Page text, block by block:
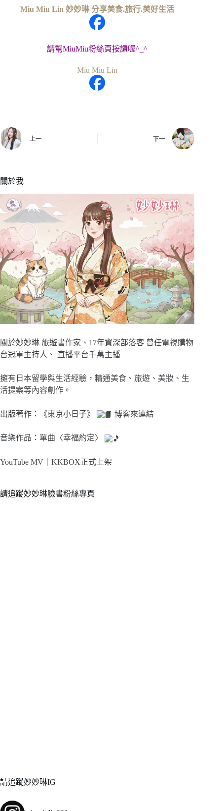
Miu Miu Lin 妙妙琳 分享美食.旅行.美好生活
請幫MiuMiu粉絲頁按讚喔^_^
Miu Miu Lin
上一 下一
關於我
關於妙妙琳 旅遊書作家、17年資深部落客 曾任電視購物
台冠軍主持人、 直播平台千萬主播
擁有日本留學與生活經驗，精通美食、旅遊、美妝、生
活提案等內容創作。
出版著作：《東京小日子》 博客來連結
音樂作品：單曲〈幸福約定〉
YouTube MV｜ KKBOX正式上架
請追蹤妙妙琳臉書粉絲專頁
請追蹤妙妙琳IG